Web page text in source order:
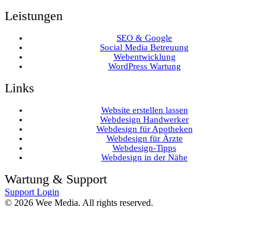
Leistungen
SEO & Google
Social Media Betreuung
Webentwicklung
WordPress Wartung
Links
Website erstellen lassen
Webdesign Handwerker
Webdesign für Apotheken
Webdesign für Ärzte
Webdesign-Tipps
Webdesign in der Nähe
Wartung & Support
Support Login
© 2026 Wee Media. All rights reserved.